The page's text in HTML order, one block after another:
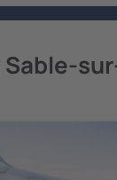
Sable-